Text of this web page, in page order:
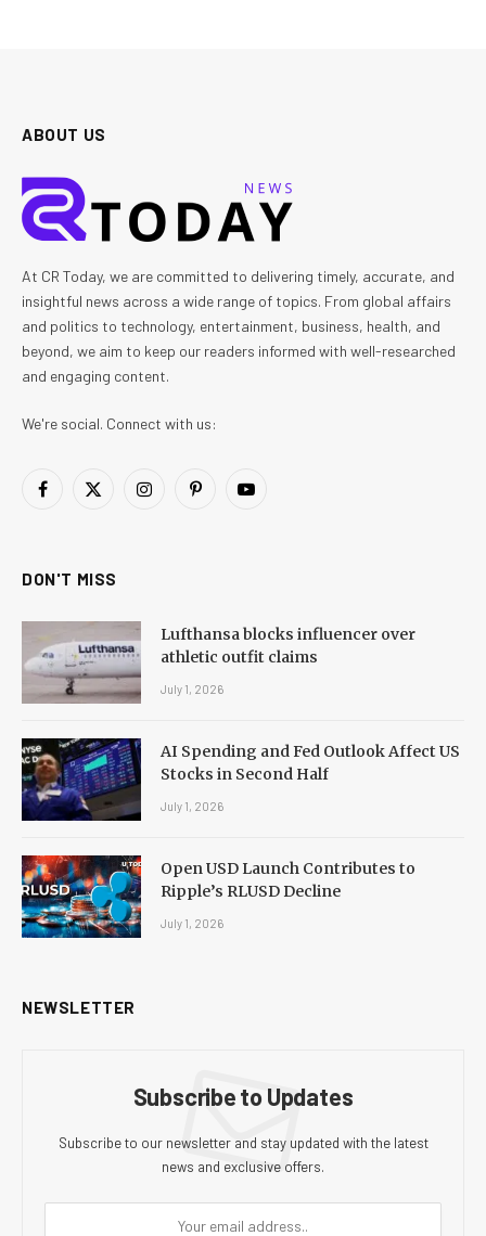
ABOUT US
At CR Today, we are committed to delivering timely, accurate, and
insightful news across a wide range of topics. From global affairs
and politics to technology, entertainment, business, health, and
beyond, we aim to keep our readers informed with well-researched
and engaging content.
We're social. Connect with us:
Facebook
X
InstagramPinterestYouTube
DON'T MISS
Lufthansa blocks influencer over
athletic outfit claims
July 1, 2026
AI Spending and Fed Outlook Affect US
Stocks in Second Half
July 1, 2026
Open USD Launch Contributes to
Ripple’s RLUSD Decline
July 1, 2026
NEWSLETTER
Subscribe to Updates
Subscribe to our newsletter and stay updated with the latest
news and exclusive offers.